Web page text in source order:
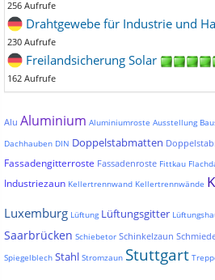
256 Aufrufe
Drahtgewebe für Industrie und
230 Aufrufe
Freilandsicherung Solar
162 Aufrufe
Alu Aluminium Aluminiumroste Ausstellung
Dachhauben DIN Doppelstabmatten
Fassadengitterroste Fassadenroste Fittkau
Industriezaun Kellertrennwand Kellertrennwände
Luxemburg Lüftung Lüftungsgitter
Saarbrücken Schiebetor Schinkelzaun
Spiegelblech Stahl Stromzaun Stuttgart